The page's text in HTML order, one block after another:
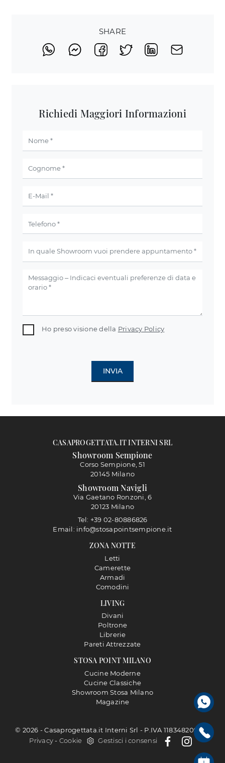
SHARE
Richiedi Maggiori Informazioni
Ho preso visione della Privacy Policy
INVIA
STOSA POINT MILANO
Cucine Moderne
Cucine Classiche
Showroom Stosa Milano
Magazine
LIVING
Divani
Poltrone
Librerie
Pareti Attrezzate
ZONA NOTTE
Letti
Camerette
Armadi
Comodini
CASAPROGETTATA.IT INTERNI SRL
Showroom Sempione
Corso Sempione, 51
20145 Milano
Showroom Navigli
Via Gaetano Ronzoni, 6
20123 Milano
Tel: +39 02-80886826
Email: info@stosapointsempione.it
© 2026 - Casaprogettata.it Interni Srl - P.IVA 11834820968 |
Privacy- Cookie Gestisci i consensi